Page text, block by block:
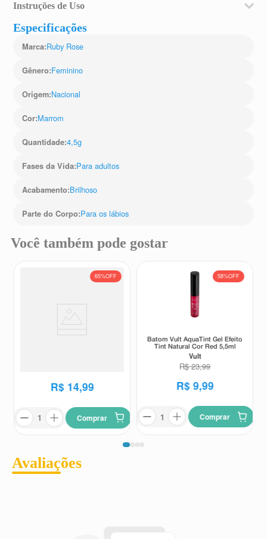
Instruções de Uso
Aplique o Lip Gloss diretamente sobre os lábios limpos.
Para um visual mais marcante, aplique sobre o seu
batom favorito. Combine o gloss com um lápis labial
Especificações
Marca:Ruby Rose
Gênero:Feminino
Origem:Nacional
Cor:Marrom
Quantidade:4,5g
Fases da Vida:Para adultos
Acabamento:Brilhoso
Parte do Corpo:Para os lábios
Você também pode gostar
65%OFF
R$ 14,99
Comprar
58%OFF
Batom Vult AquaTint Gel Efeito
Tint Natural Cor Red 5,5ml
Vult
R$ 23,99
R$ 9,99
Comprar
Avaliações